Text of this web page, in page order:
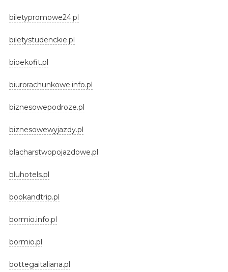
biletypromowe24.pl
biletystudenckie.pl
bioekofit.pl
biurorachunkowe.info.pl
biznesowepodroze.pl
biznesowewyjazdy.pl
blacharstwopojazdowe.pl
bluhotels.pl
bookandtrip.pl
bormio.info.pl
bormio.pl
bottegaitaliana.pl